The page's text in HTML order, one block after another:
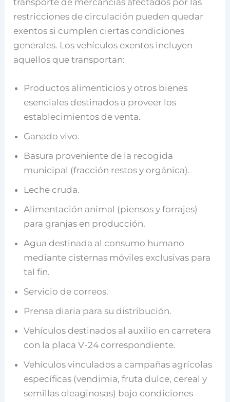
restricciones de circulación pueden quedar
exentos si cumplen ciertas condiciones
generales. Los vehículos exentos incluyen
aquellos que transportan:
Productos alimenticios y otros bienes
esenciales destinados a proveer los
establecimientos de venta.
Ganado vivo.
Basura proveniente de la recogida
municipal (fracción restos y orgánica).
Leche cruda.
Alimentación animal (piensos y forrajes)
para granjas en producción.
Agua destinada al consumo humano
mediante cisternas móviles exclusivas para
tal fin.
Servicio de correos.
Prensa diaria para su distribución.
Vehículos destinados al auxilio en carretera
con la placa V-24 correspondiente.
Vehículos vinculados a campañas agrícolas
específicas (vendimia, fruta dulce, cereal y
semillas oleaginosas) bajo condiciones